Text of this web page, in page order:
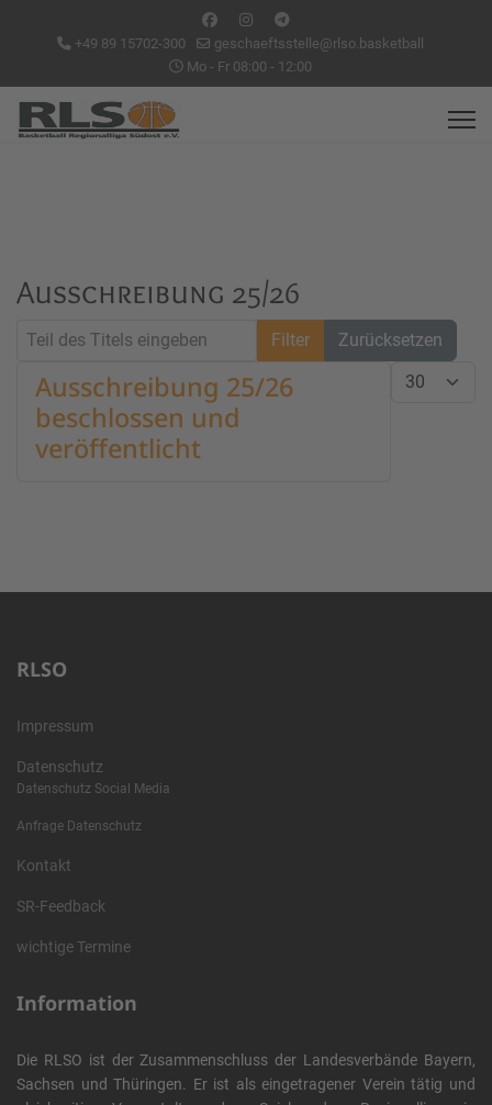
+49 89 15702-300
geschaeftsstelle@rlso.basketball
Mo - Fr 08:00 - 12:00
Ausschreibung 25/26
Teil des Titels eingeben
Filter Zurücksetzen
Anzeige #
Ausschreibung 25/26
beschlossen und
veröffentlicht
RLSO
Impressum
Datenschutz
Datenschutz Social Media
Anfrage Datenschutz
Kontakt
SR-Feedback
wichtige Termine
Information
Die RLSO ist der Zusammenschluss der Landesverbände Bayern,
Sachsen und Thüringen. Er ist als eingetragener Verein tätig und